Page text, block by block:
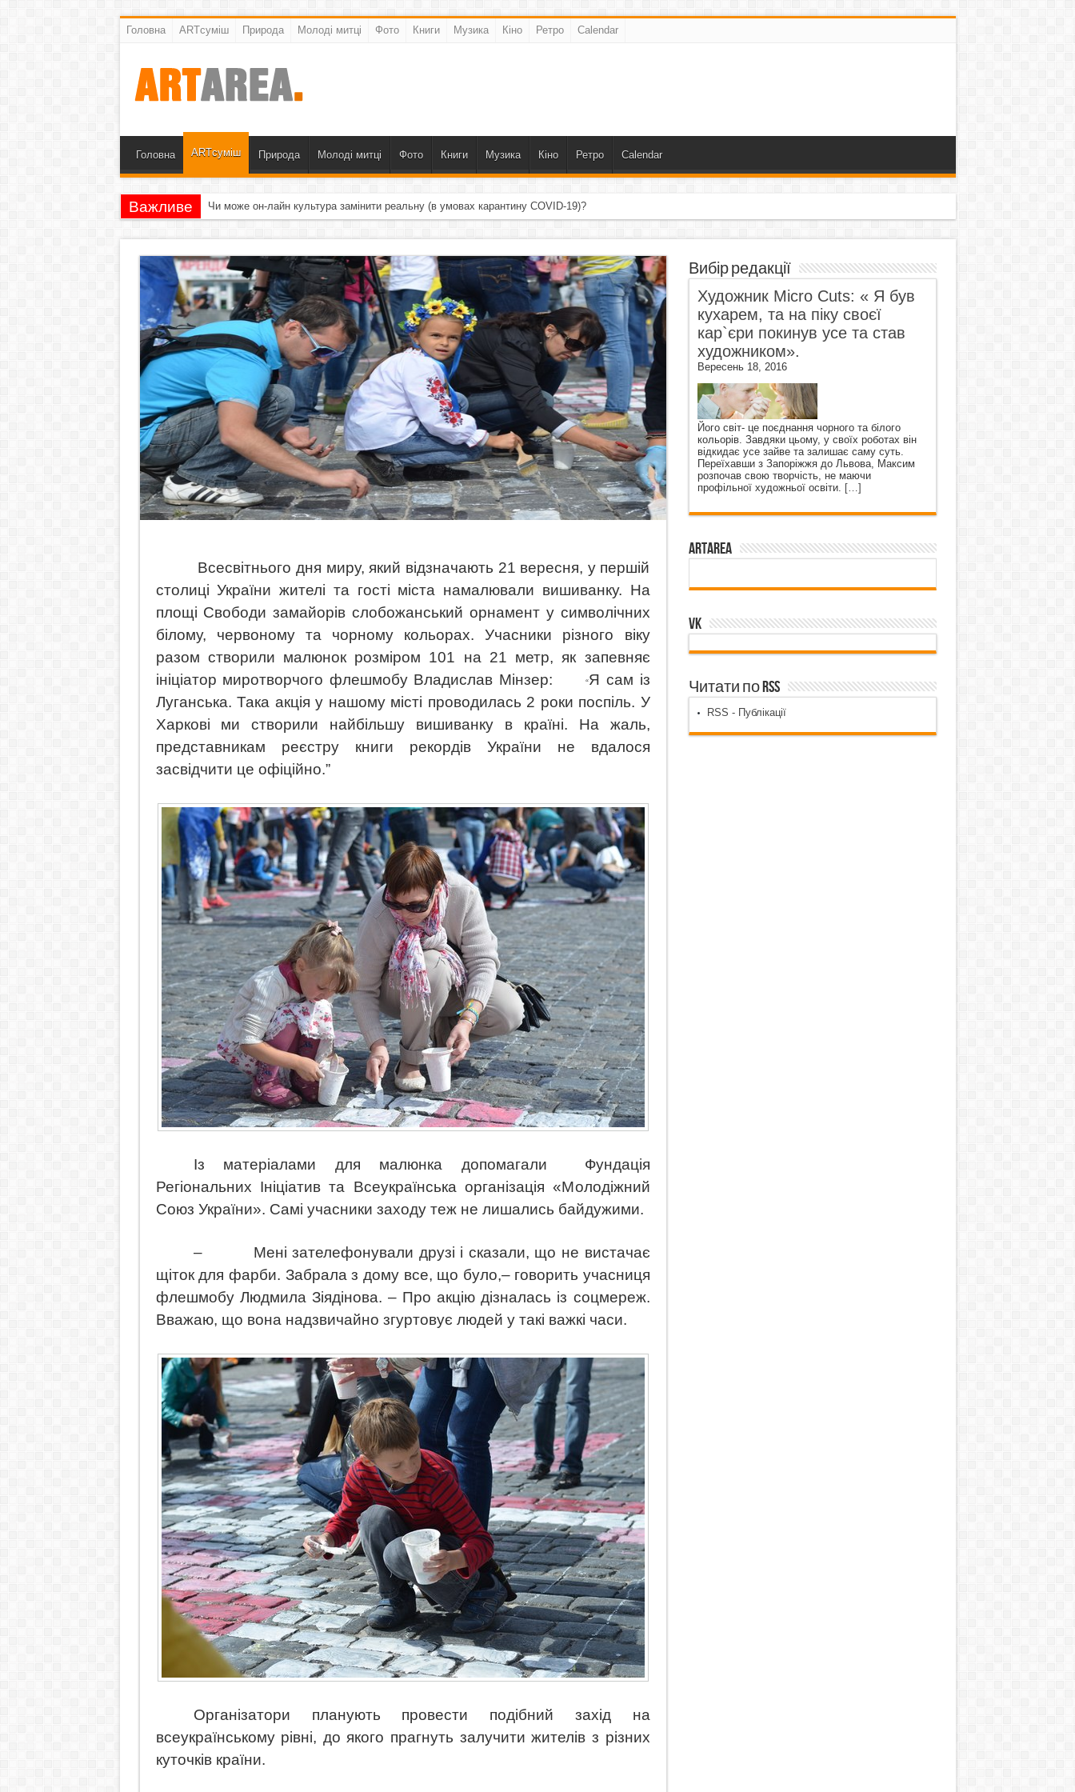
Головна ARTсуміш Природа Молоді митці Фото Книги Музика Кіно Ретро Calendar
Головна ARTсуміш Природа Молоді митці Фото Книги Музика Кіно Ретро Calendar
Важливе Чи може он-лайн культура замінити реальну (в умовах карантину COVID-19)?
Всесвітнього дня миру, який відзначають 21 вересня, у першій
столиці України жителі та гості міста намалювали вишиванку. На
площі Свободи замайорів слобожанський орнамент у символічних
білому, червоному та чорному кольорах. Учасники різного віку
разом створили малюнок розміром 101 на 21 метр, як запевняє
ініціатор миротворчого флешмобу Владислав Мінзер: “Я сам із
Луганська. Така акція у нашому місті проводилась 2 роки поспіль. У
Харкові ми створили найбільшу вишиванку в країні. На жаль,
представникам реєстру книги рекордів України не вдалося
засвідчити це офіційно.”
Із матеріалами для малюнка допомагали
Фундація
Регіональних Ініціатив та Всеукраїнська організація «Молодіжний
Союз України». Самі учасники заходу теж не лишались байдужими.
–
Мені зателефонували друзі і сказали, що не вистачає
щіток для фарби. Забрала з дому все, що було,– говорить учасниця
флешмобу Людмила Зіядінова. – Про акцію дізналась із соцмереж.
Вважаю, що вона надзвичайно згуртовує людей у такі важкі часи.
Організатори планують провести подібний захід на
всеукраїнському рівні, до якого прагнуть залучити жителів з різних
куточків країни.
Вибір редакції
Художник Micro Cuts: « Я був
кухарем, та на піку своєї
кар`єри покинув усе та став
художником».
Вересень 18, 2016
Його світ- це поєднання чорного та білого
кольорів. Завдяки цьому, у своїх роботах він
відкидає усе зайве та залишає саму суть.
Переїхавши з Запоріжжя до Львова, Максим
розпочав свою творчість, не маючи
профільної художньої освіти. […]
ArtArea
VK
Читати по RSS
RSS - Публікації